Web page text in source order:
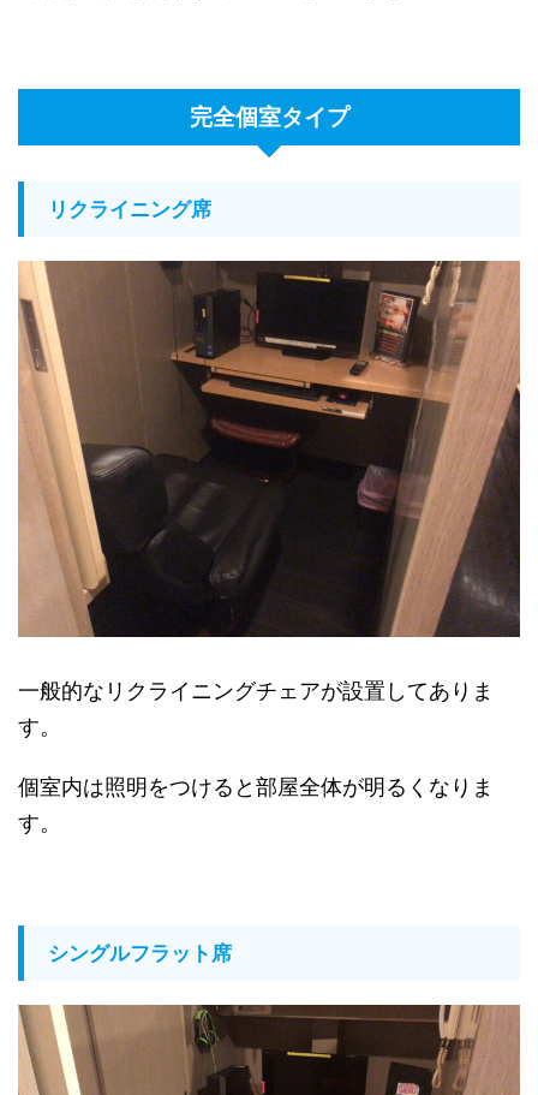
完全個室タイプ
リクライニング席
一般的なリクライニングチェアが設置してありま
す。
個室内は照明をつけると部屋全体が明るくなりま
す。
シングルフラット席